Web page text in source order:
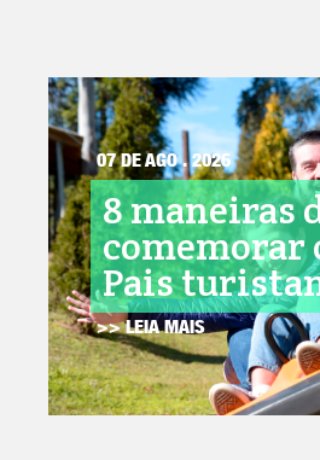
07 DE AGO . 2026
8 maneiras
comemorar
Pais
>> LEIA MAIS